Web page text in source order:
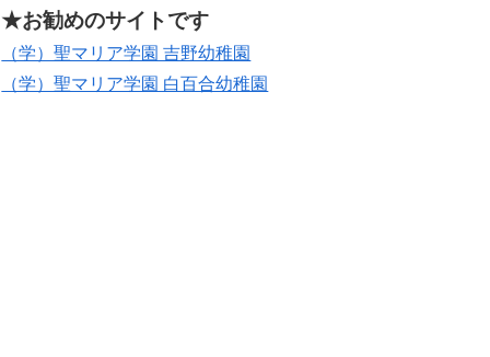
★お勧めのサイトです
（学）聖マリア学園 吉野幼稚園
（学）聖マリア学園 白百合幼稚園